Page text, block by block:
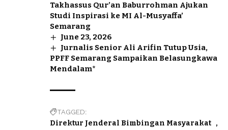
Takhassus Qur’an Baburrohman Ajukan
Studi Inspirasi ke MI Al-Musyaffa’
Semarang
June 23, 2026
Jurnalis Senior Ali Arifin Tutup Usia,
PPFF Semarang Sampaikan Belasungkawa
Mendalam*
TAGGED:
Direktur Jenderal Bimbingan Masyarakat